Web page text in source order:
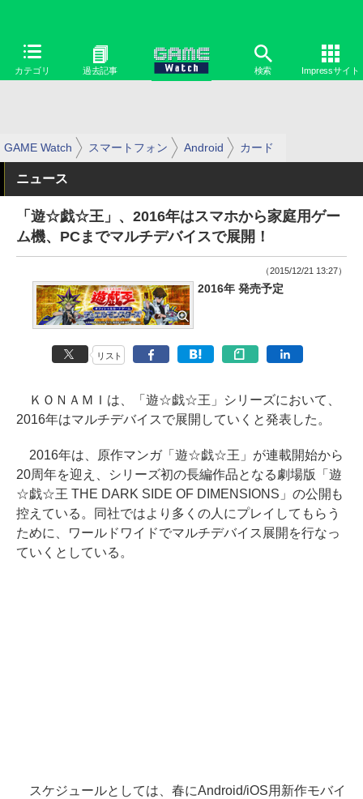
カテゴリ 過去記事 検索 Impressサイト
GAME Watch スマートフォン Android カード
ニュース
「遊☆戯☆王」、2016年はスマホから家庭用ゲー
ム機、PCまでマルチデバイスで展開！
（2015/12/21 13:27）
2016年 発売予定
リスト
ＫＯＮＡＭＩは、「遊☆戯☆王」シリーズにおいて、
2016年はマルチデバイスで展開していくと発表した。
2016年は、原作マンガ「遊☆戯☆王」が連載開始から
20周年を迎え、シリーズ初の長編作品となる劇場版「遊
☆戯☆王 THE DARK SIDE OF DIMENSIONS」の公開も
控えている。同社ではより多くの人にプレイしてもらう
ために、ワールドワイドでマルチデバイス展開を行なっ
ていくとしている。
スケジュールとしては、春にAndroid/iOS用新作モバイ